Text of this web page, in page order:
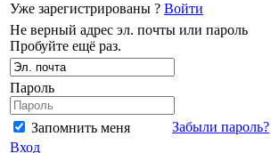
Уже зарегистрированы ? Войти
Не верный адрес эл. почты или пароль
Пробуйте ещё раз.
Пароль
Запомнить меня
Забыли пароль?
Вход